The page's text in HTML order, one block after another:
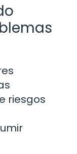
riesgos